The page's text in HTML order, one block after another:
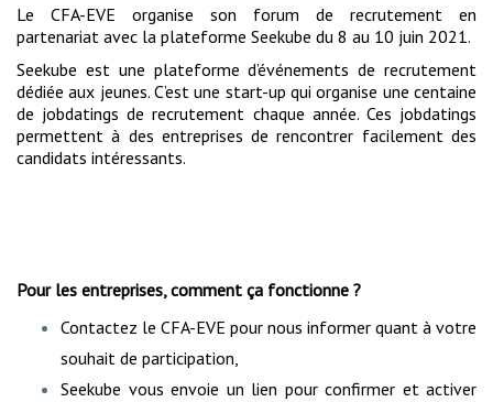
Le CFA-EVE organise son forum de recrutement en
partenariat avec la plateforme Seekube du 8 au 10 juin 2021.
Seekube est une plateforme d’événements de recrutement
dédiée aux jeunes. C’est une start-up qui organise une centaine
de jobdatings de recrutement chaque année. Ces jobdatings
permettent à des entreprises de rencontrer facilement des
candidats intéressants.
Pour les entreprises, comment ça fonctionne ?
Contactez le CFA-EVE pour nous informer quant à votre
souhait de participation,
Seekube vous envoie un lien pour confirmer et activer